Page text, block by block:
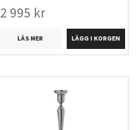
2 995 kr
LÄS MER